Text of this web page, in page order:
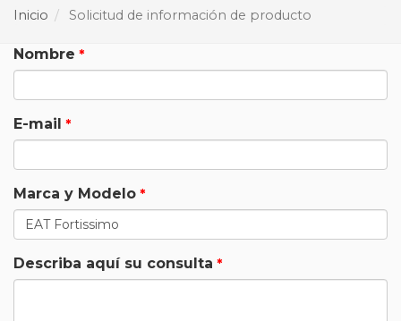
Inicio Solicitud de información de producto
Nombre
E-mail
Marca y Modelo
Describa aquí su consulta